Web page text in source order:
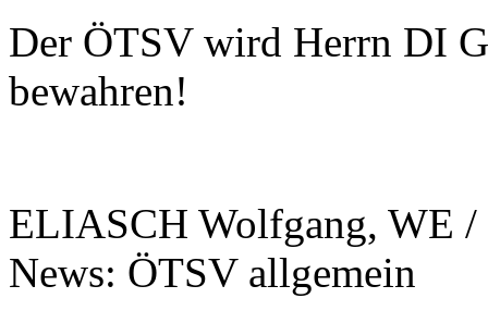
Der ÖTSV wird Herrn DI
bewahren!
ELIASCH Wolfgang, WE /
News: ÖTSV allgemein